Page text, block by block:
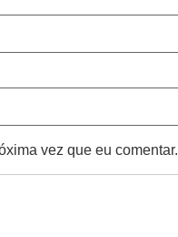
vez que eu comentar.